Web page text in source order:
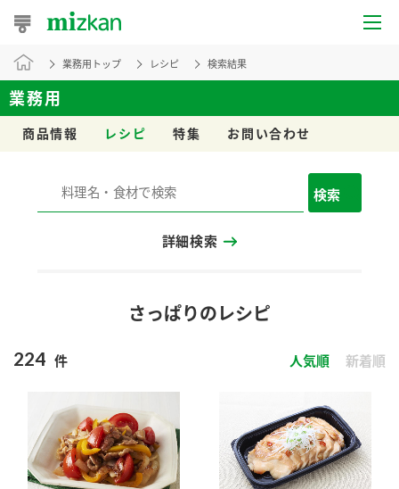
おうちレシピ
おすすめレシピ
レシピカテゴリ一覧
商品情報
商品カテゴリ
酢 調味酢
新商品一覧
業務用トップ レシピ 検索結果
業務用
商品情報 レシピ 特集 お問い合わせ
検索
詳細検索
さっぱりのレシピ
224 件 人気順 新着順